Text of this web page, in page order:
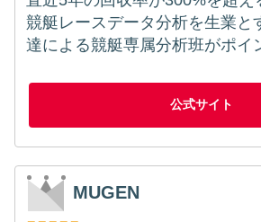
競艇レースデータ分析を生業と
達による競艇専属分析班がポイ
公式サイト
MUGEN